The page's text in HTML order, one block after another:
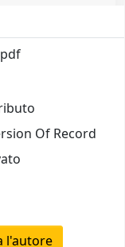
Of Record
l'autore